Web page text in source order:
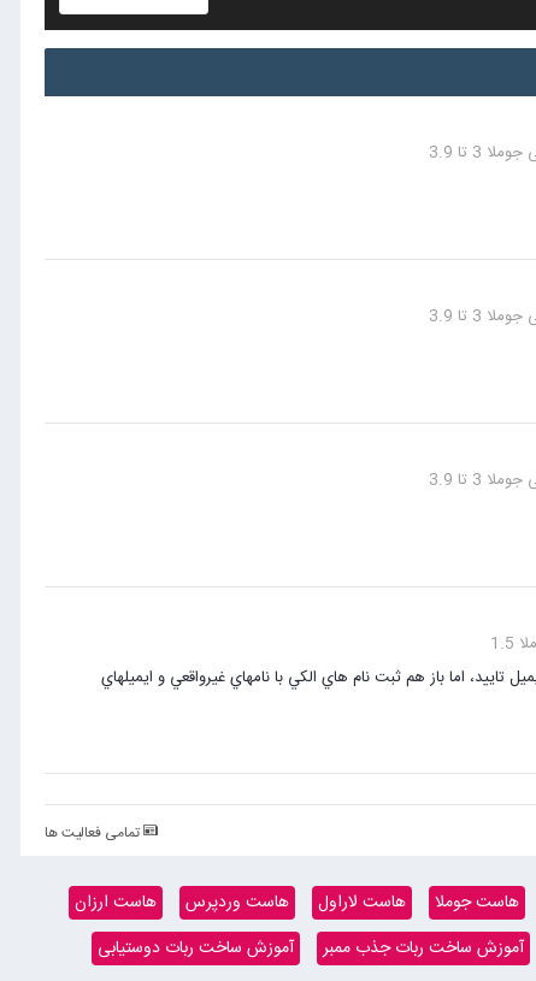
3 تا 3.9
3 تا 3.9
3 تا 3.9
اما باز هم ثبت نام هاي الكي با نامهاي غيرواقعي و ايميلهاي
تمامی فعالیت ها
هاست جوملا هاست لاراول هاست وردپرس
هاست ارزان
آموزش ساخت ربات جذب ممبر
آموزش ساخت ربات دوستیابی